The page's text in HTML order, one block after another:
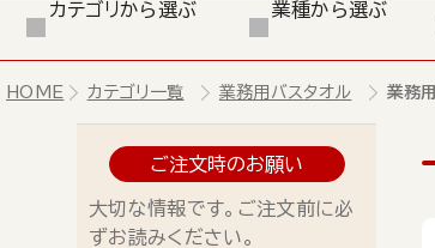
カテゴリから選ぶ 業種から選ぶ
HOME カテゴリ一覧 業務用バスタオル 業務
ご注文時のお願い
大切な情報です。ご注文前に必
ずお読みください。